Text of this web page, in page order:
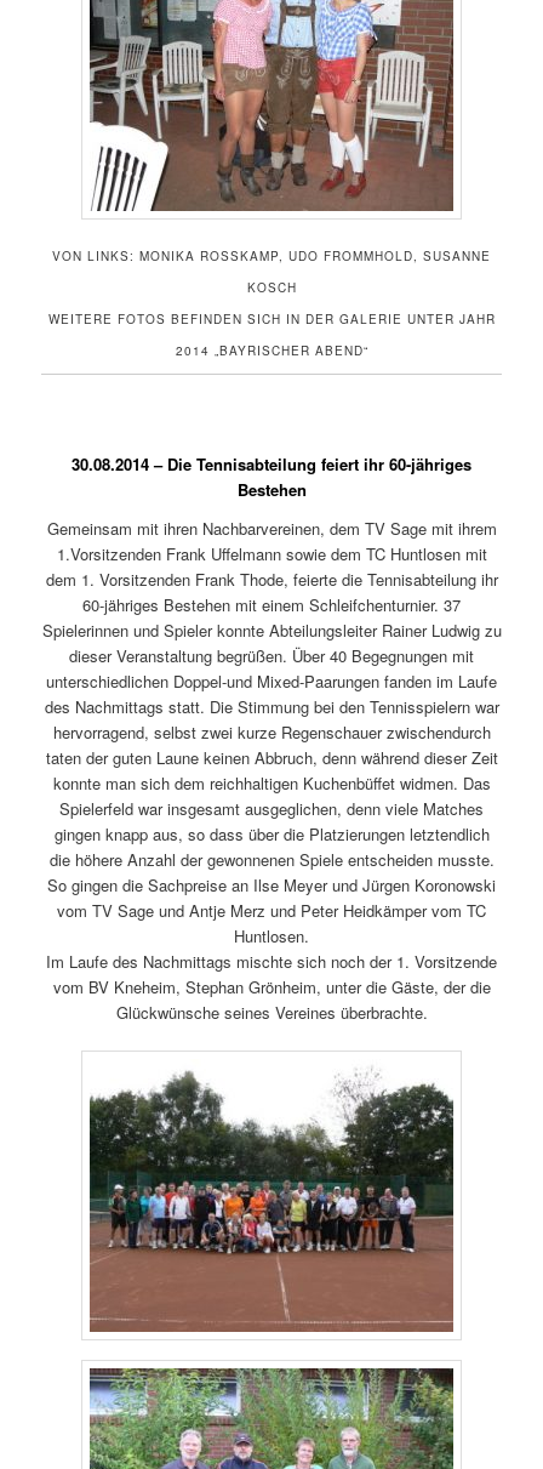
VON LINKS: MONIKA ROSSKAMP, UDO FROMMHOLD, SUSANNE K
OSCH
WEITERE FOTOS BEFINDEN SICH IN DER GALERIE UNTER JAHR
2014 „BAYRISCHER ABEND“
30.08.2014 – Die Tennisabteilung feiert ihr 60-jähriges
Bestehen
Gemeinsam mit ihren Nachbarvereinen, dem TV Sage mit ihrem
1.Vorsitzenden Frank Uffelmann sowie dem TC Huntlosen mit
dem 1. Vorsitzenden Frank Thode, feierte die Tennisabteilung ihr
60-jähriges Bestehen mit einem Schleifchenturnier. 37
Spielerinnen und Spieler konnte Abteilungsleiter Rainer Ludwig zu
dieser Veranstaltung begrüßen. Über 40 Begegnungen mit
unterschiedlichen Doppel-und Mixed-Paarungen fanden im Laufe
des Nachmittags statt. Die Stimmung bei den Tennisspielern war
hervorragend, selbst zwei kurze Regenschauer zwischendurch
taten der guten Laune keinen Abbruch, denn während dieser Zeit
konnte man sich dem reichhaltigen Kuchenbüffet widmen. Das
Spielerfeld war insgesamt ausgeglichen, denn viele Matches
gingen knapp aus, so dass über die Platzierungen letztendlich
die höhere Anzahl der gewonnenen Spiele entscheiden musste.
So gingen die Sachpreise an Ilse Meyer und Jürgen Koronowski
vom TV Sage und Antje Merz und Peter Heidkämper vom TC
Huntlosen.
Im Laufe des Nachmittags mischte sich noch der 1. Vorsitzende
vom BV Kneheim, Stephan Grönheim, unter die Gäste, der die
Glückwünsche seines Vereines überbrachte.